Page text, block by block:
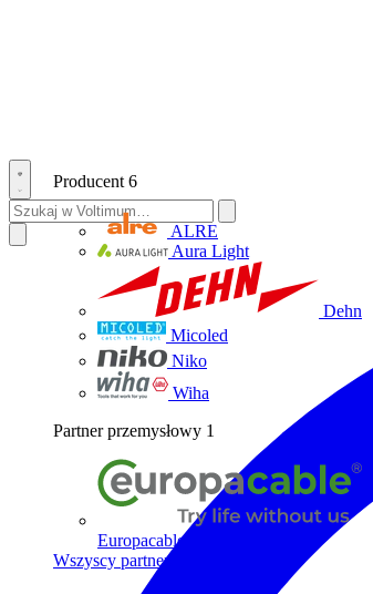
Producent 6
ALRE
Aura Light
Dehn
Micoled
Niko
Wiha
Partner przemysłowy 1
Europacable
Wszyscy partnerzy